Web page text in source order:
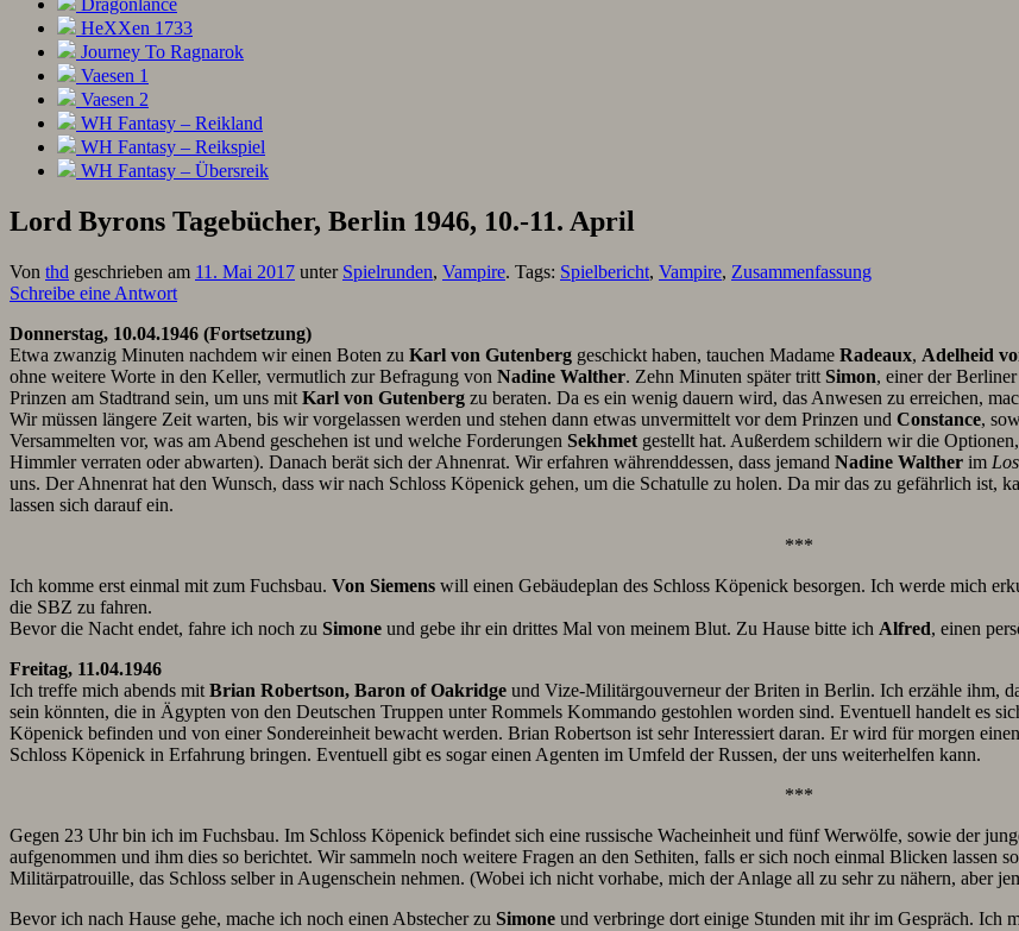
Dragonlance
HeXXen 1733
Journey To Ragnarok
Vaesen 1
Vaesen 2
WH Fantasy – Reikland
WH Fantasy – Reikspiel
WH Fantasy – Übersreik
Lord Byrons Tagebücher, Berlin 1946, 10.-11. April
Von thd geschrieben am 11. Mai 2017 unter Spielrunden, Vampire. Tags: Spielbericht, Vampire, Zusammenfassung
Schreibe eine Antwort
Donnerstag, 10.04.1946 (Fortsetzung)
Etwa zwanzig Minuten nachdem wir einen Boten zu Karl von Gutenberg geschickt haben, tauchen Madame Radeaux, Adelheid
ohne weitere Worte in den Keller, vermutlich zur Befragung von Nadine Walther. Zehn Minuten später tritt Simon, einer der
Prinzen am Stadtrand sein, um uns mit Karl von Gutenberg zu beraten. Da es ein wenig dauern wird, das Anwesen zu erreichen,
Wir müssen längere Zeit warten, bis wir vorgelassen werden und stehen dann etwas unvermittelt vor dem Prinzen und Constance,
Versammelten vor, was am Abend geschehen ist und welche Forderungen Sekhmet gestellt hat. Außerdem schildern wir die
Himmler verraten oder abwarten). Danach berät sich der Ahnenrat. Wir erfahren währenddessen, dass jemand Nadine Walther im
uns. Der Ahnenrat hat den Wunsch, dass wir nach Schloss Köpenick gehen, um die Schatulle zu holen. Da mir das zu gefährlich ist,
lassen sich darauf ein.
***
Ich komme erst einmal mit zum Fuchsbau. Von Siemens will einen Gebäudeplan des Schloss Köpenick besorgen. Ich werde mich
die SBZ zu fahren.
Bevor die Nacht endet, fahre ich noch zu Simone und gebe ihr ein drittes Mal von meinem Blut. Zu Hause bitte ich Alfred, einen
Freitag, 11.04.1946
Ich treffe mich abends mit Brian Robertson, Baron of Oakridge und Vize-Militärgouverneur der Briten in Berlin. Ich erzähle ihm,
sein könnten, die in Ägypten von den Deutschen Truppen unter Rommels Kommando gestohlen worden sind. Eventuell handelt es
Köpenick befinden und von einer Sondereinheit bewacht werden. Brian Robertson ist sehr Interessiert daran. Er wird für morgen
Schloss Köpenick in Erfahrung bringen. Eventuell gibt es sogar einen Agenten im Umfeld der Russen, der uns weiterhelfen kann.
***
Gegen 23 Uhr bin ich im Fuchsbau. Im Schloss Köpenick befindet sich eine russische Wacheinheit und fünf Werwölfe, sowie der
aufgenommen und ihm dies so berichtet. Wir sammeln noch weitere Fragen an den Sethiten, falls er sich noch einmal Blicken lassen
Militärpatrouille, das Schloss selber in Augenschein nehmen. (Wobei ich nicht vorhabe, mich der Anlage all zu sehr zu nähern, aber
Bevor ich nach Hause gehe, mache ich noch einen Abstecher zu Simone und verbringe dort einige Stunden mit ihr im Gespräch. Ich